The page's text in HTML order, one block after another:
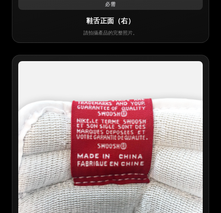
必需
鞋舌正面（右）
請拍攝產品的完整照片。